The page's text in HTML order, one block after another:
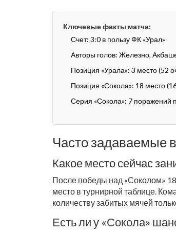
Ключевые факты матча:
Счет: 3:0 в пользу ФК «Урал»
Авторы голов: Железно,
Позиция «Урала»: 3 место (52
Позиция «Сокола»: 18 место
Серия «Сокола»: 7 поражений
Часто задаваемые
Какое место сейчас
После победы над «Соколом» 18
место в турнирной таблице.
количеству забитых мячей
Есть ли у «Сокола»